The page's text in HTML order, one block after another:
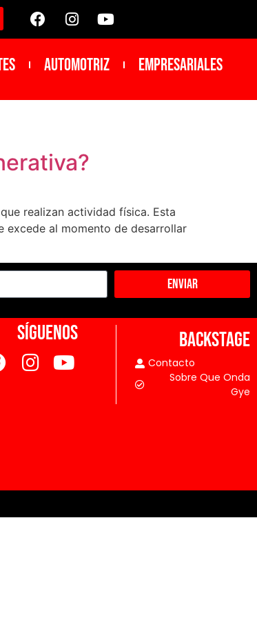
Automotriz Empresariales
realizan actividad física. Esta
excede al momento de desarrollar
Enviar
SÍGUENOS BACKSTAGE
Contacto
Sobre Que Onda
Gye